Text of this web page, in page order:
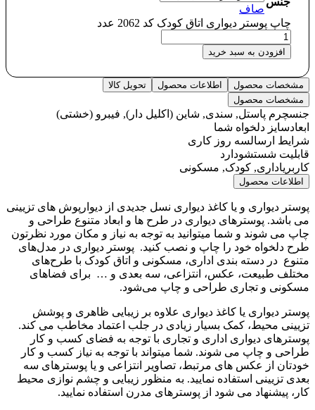
صاف
چاپ پوستر دیواری اتاق کودک کد 2062 عدد
افزودن به سبد خرید
مشخصات محصول اطلاعات محصول
تحویل کالا
مشخصات محصول
جنسچرم پاستل, سندی, شاین (اکلیل دار), فیبرو (خشتی)
ابعادسایز دلخواه شما
شرایط ارسالسه روز کاری
قابلیت شستشودارد
کاربریاداری, کودک, مسکونی
اطلاعات محصول
پوستر دیواری و یا کاغذ دیواری نسل جدیدی از دیوارپوش های تزیینی
می باشد. پوسترهای دیواری در طرح ها و ابعاد متنوع طراحی و
چاپ می شوند و شما میتوانید به توجه به نیاز و مکان مورد نظرتون
طرح دلخواه خود را چاپ و نصب کنید. پوستر دیواری در مدل‌های
متنوع در دسته‌ بندی اداری، مسکونی و اتاق کودک با طرح‌های
مختلف طبیعت، عکس، انتزاعی، سه بعدی و … برای فضاهای
مسکونی و تجاری طراحی و چاپ می‌شود.
پوستر دیواری یا کاغذ دیواری علاوه بر زیبایی ظاهری و پوشش
تزیینی محیط، کمک بسیار زیادی در جلب اعتماد مخاطب می کند.
پوسترهای دیواری اداری و تجاری با توجه به فضای کسب و کار
طراحی و چاپ می شوند. شما میتواند با توجه به نیاز کسب و کار
خودتان از عکس های مرتبط، تصاویر انتزاعی و یا پوسترهای سه
بعدی تزیینی استفاده نمایید. به منظور زیبایی و چشم نوازی محیط
کار، پیشنهاد می شود از پوسترهای مدرن استفاده نمایید.